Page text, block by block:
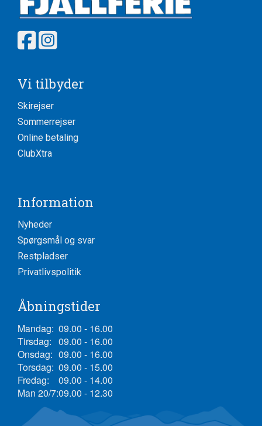
Vi tilbyder
Skirejser
Sommerrejser
Online betaling
ClubXtra
Information
Nyheder
Spørgsmål og svar
Restpladser
Privatlivspolitik
Åbningstider
Mandag: 09.00 - 16.00
Tirsdag: 09.00 - 16.00
Onsdag: 09.00 - 16.00
Torsdag: 09.00 - 15.00
Fredag:
09.00 - 14.00
Man 20/7:09.00 - 12.30